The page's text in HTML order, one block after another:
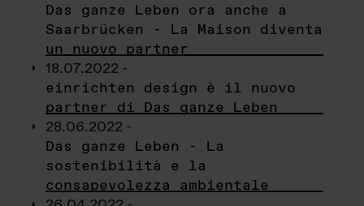
Das ganze Leben ora anche a
Saarbrücken - La Maison diventa
un nuovo partner
18.07.2022 -
einrichten design è il nuovo
partner di Das ganze Leben
28.06.2022 -
Das ganze Leben - La
sostenibilità e la
consapevolezza ambientale